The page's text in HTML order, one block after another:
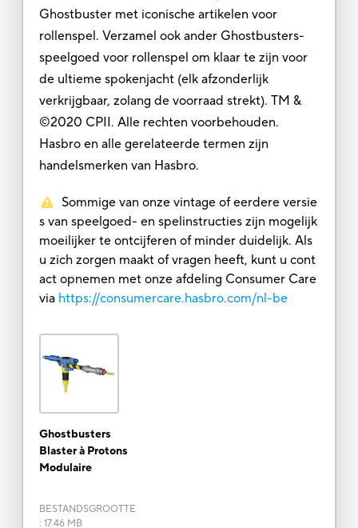
Ghostbuster met iconische artikelen voor
rollenspel. Verzamel ook ander Ghostbusters-
speelgoed voor rollenspel om klaar te zijn voor
de ultieme spokenjacht (elk afzonderlijk
verkrijgbaar, zolang de voorraad strekt). TM &
©2020 CPII. Alle rechten voorbehouden.
Hasbro en alle gerelateerde termen zijn
handelsmerken van Hasbro.
Sommige van onze vintage of eerdere versie
s van speelgoed- en spelinstructies zijn mogelijk
moeilijker te ontcijferen of minder duidelijk. Als
u zich zorgen maakt of vragen heeft, kunt u cont
act opnemen met onze afdeling Consumer Care
via https://consumercare.hasbro.com/nl-be
Ghostbusters
Blaster à Protons
Modulaire
BESTANDSGROOTTE
: 17.46 MB